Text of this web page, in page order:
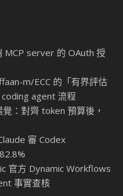
MCP server 的 OAuth 授
m/ECC 的「有界評估
agent 流程
：對齊 token 預算後，
審 Codex
官方 Dynamic Workflows
事實查核